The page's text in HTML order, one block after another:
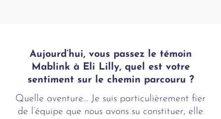
Aujourd’hui, vous passez le témoin
Mablink à Eli Lilly, quel est votre
sentiment sur le chemin parcouru ?
Quelle aventure… Je suis particulièrement fier
de l’équipe que nous avons su constituer, elle